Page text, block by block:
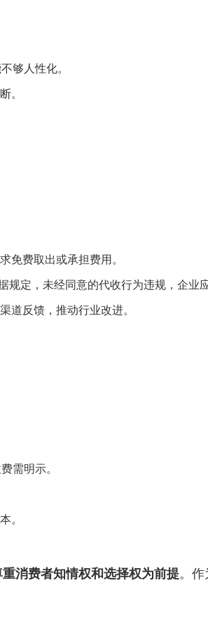
够人性化。
。
免费取出或承担费用。
定，未经同意的代收行为违规，企业
道反馈，推动行业改进。
需明示。
。
消费者知情权和选择权为前提。作